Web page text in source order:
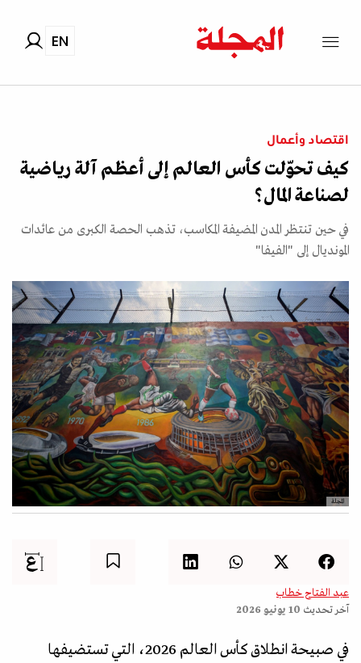
EN
اقتصاد وأعمال
كيف تحوّلت كأس العالم إلى أعظم آلة رياضية
لصناعة المال؟
في حين تنتظر المدن المضيفة المكاسب، تذهب الحصة الكبرى من عائدات
المونديال إلى "الفيفا"
المجلة
عبد الفتاح خطاب
آخر تحديث 10 يونيو 2026
في صبيحة انطلاق كأس العالم 2026، التي تستضيفها